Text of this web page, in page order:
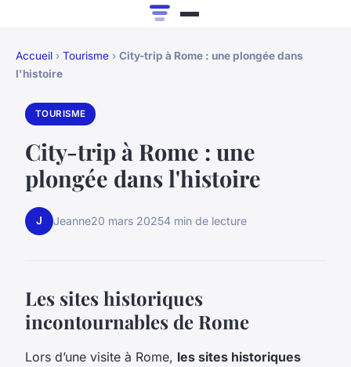
Accueil › Tourisme › City-trip à Rome : une plongée dans
l'histoire
TOURISME
City-trip à Rome : une
plongée dans l'histoire
J Jeanne20 mars 20254 min de lecture
Les sites historiques
incontournables de Rome
Lors d’une visite à Rome, les sites historiques